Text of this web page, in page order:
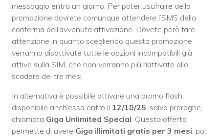
messaggio entro un giorno. Per poter usufruire della
promozione dovrete comunque attendere l’SMS della
conferma dell’avvenuta attivazione. Dovete però fare
attenzione in quanto scegliendo questa promozione
verranno disattivate tutte le opzioni incompatibili già
attive sulla SIM, che non verranno più riattivate allo
scadere dei tre mesi.
In alternativa è possibile attivare una promo flash,
disponibile anch’essa entro il 12/10/25, salvo proroghe,
chiamata Giga Unlimited Special. Questa offerta
permette di avere Giga illimitati gratis per 3 mesi, poi